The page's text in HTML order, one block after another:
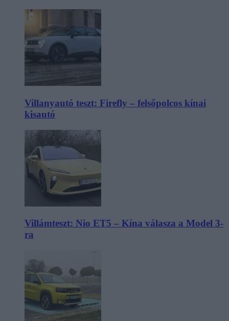
Villanyautó teszt: Firefly – felsőpolcos kínai
kisautó
Villámteszt: Nio ET5 – Kína válasza a Model 3-
ra